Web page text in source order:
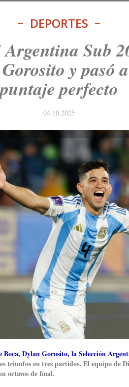
DEPORTES
Argentina Sub
y pasó
puntaje perfecto
04.10.2025
Boca, Dylan Gorosito, la Selección
triunfos en tres partidos. El equipo de
octavos de final.